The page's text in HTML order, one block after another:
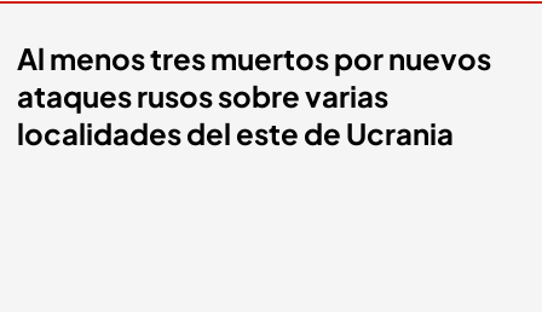
Al menos tres muertos por nuevos
ataques rusos sobre varias
localidades del este de Ucrania